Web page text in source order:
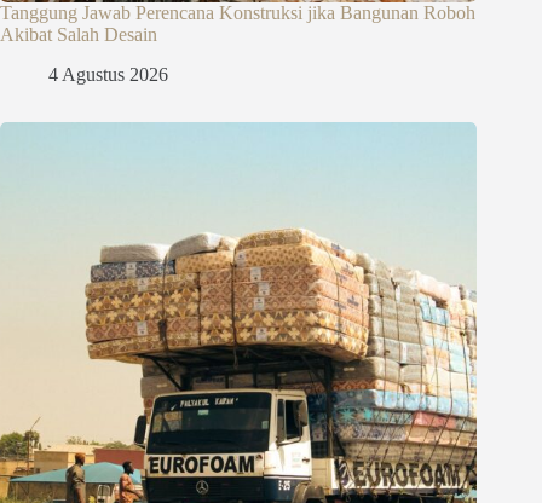
Tanggung Jawab Perencana Konstruksi jika Bangunan Roboh
Akibat Salah Desain
4 Agustus 2026